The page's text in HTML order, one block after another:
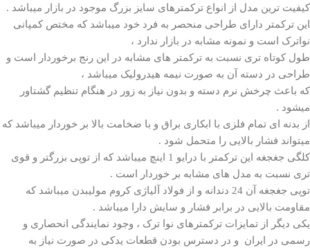
کیفیت ترین مدل از انواع ترکمترهای سایز بزرگ موجود در بازار میباشد .
این ترکمتر دارای طراحی منحصر به فرد خود میباشد که مختص کمپانی
نواترک است و نمونه مشابه در بازار ندارد ،
طول کوتاه تری نسبت به ترکمتر های مشابه در این رنج برخوردار است و
طراحی در دسته آن به صورت نیمه هیدرولیک میباشد ،
که باعث چرخش نرم دسته و بدون نیاز به زور در هنگام تنظیم گشتاور
میشود .
از بدنه ای تمام فلزی با ابکاری براق و با ضخامت بالا بر خوردار میباشد که
میتواند فشار بالایی را متحمل شود .
کلگی جغجغه این ترکمتر با درایو 1 اینچ میباشد که از توپی بزرگتر و قوی
تری نسبت به مدل های مشابه بر خوردار است .
توپی جغجغه آن 24 دندانه و از فولاد آلیاژی کروم مولیبدن میباشد که
مقاومت بالایی در برابر فشار و سایش دارا میباشد .
یکی دیگر از تمایزات ترکمترهای نوا ترک ، وجود نمایندگی انحصاری و
رسمی در ایران و در دسترس بودن قطعات یدکی در صورت نیاز به